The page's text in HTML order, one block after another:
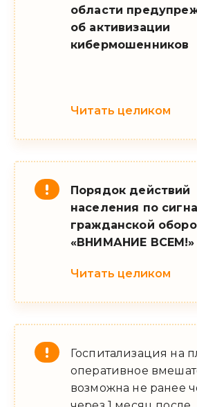
области
об активизации
кибермошенников
Читать целиком
Порядок действий
населения по
гражданской
«ВНИМАНИЕ ВСЕМ!»
Читать целиком
Госпитализация на
оперативное
возможна не ранее